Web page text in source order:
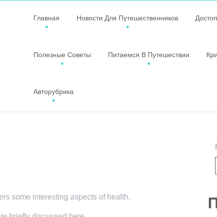
Главная Новости Для Путешественников
Полезные Советы Питаемся В Путешествии
Авторубрика
some interesting aspects of health.